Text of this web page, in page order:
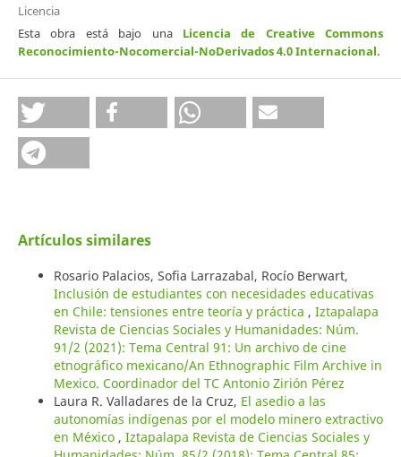
Licencia
Esta obra está bajo una Licencia de Creative Commons
Reconocimiento-Nocomercial-NoDerivados 4.0 Internacional.
Artículos similares
Rosario Palacios, Sofia Larrazabal, Rocío Berwart,
Inclusión de estudiantes con necesidades educativas
en Chile: tensiones entre teoría y práctica , Iztapalapa
Revista de Ciencias Sociales y Humanidades: Núm.
91/2 (2021): Tema Central 91: Un archivo de cine
etnográfico mexicano/An Ethnographic Film Archive in
Mexico. Coordinador del TC Antonio Zirión Pérez
Laura R. Valladares de la Cruz, El asedio a las
autonomías indígenas por el modelo minero extractivo
en México , Iztapalapa Revista de Ciencias Sociales y